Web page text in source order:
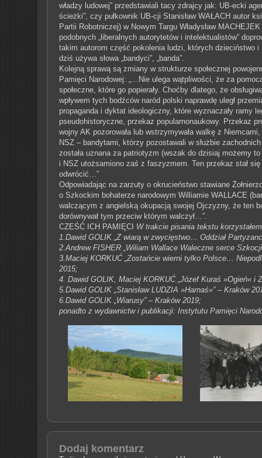
władzy ludowej” przedstawiali tacy zdrajcy jak: UB-ecki
ścieżki”, czy pułkownik UB-cji Stanisław WAŁACH autor
Partii Robotniczej) w Nowym Targu Władysław
podobnych „liberalnych autorytetów i intelektualistów”
takim autorom część pokolenia ludzi, których dzieciństwo i
dziś używa słowa „bandyci”, „banda”.
Kolejną sprawą są zmiany w strukturze społecznej
Pamięci Narodowej: „…Nie ulega wątpliwości, że za
społeczne, które go popierały. Choćby dlatego, że
wpływem tych bodźców naród polski naprawdę uległ
propaganda i dyktat ideologiczny, które wyznaczały ramy
pseudohistoryczne, przekaz popularnonaukowy. Przekaz
wojny AK pozorowała lub wstrzymywała walkę z
NSZ – bandytami, którzy pozostawali w służbie
została uznana za patriotyzm (wszak do dzisiaj możemy
i NSZ utożsamiono zaś z faszyzmem. Ten przekaz stał
odwrócić…”
Odpowiadając na zarzuty o okrucieństwo stawiane
o Szkockim bohaterze narodowym Williamie WALLACE
walczącym z angielską okupacją swojej Ojczyzny, że ten
dorównywał tym przeciw którym walczył…”.
CZEŚĆ ICH PAMIĘCI W trakcie pisania tekstu
1.Dawid GOLIK „Z wiarą w zwycięstwo… Oddział
2.Andrew FISHER „Wiliam Wallace Waleczne serce
3.Maciej KORKUĆ „Zostańcie wierni tylko Polsce…
2015;
4. Dawid GOLIK, Maciej KORKUĆ „Józef Kuraś »Ogień« i
5.Dawid GOLIK „Stanisław LUDZIA »Harnaś«” – Kraków
6.Dawid GOLIK „Wiarusy” – Kraków 2019;
ponadto z wydawnictw i publikacji: Instytutu Pamięci
Dodaj komentarz